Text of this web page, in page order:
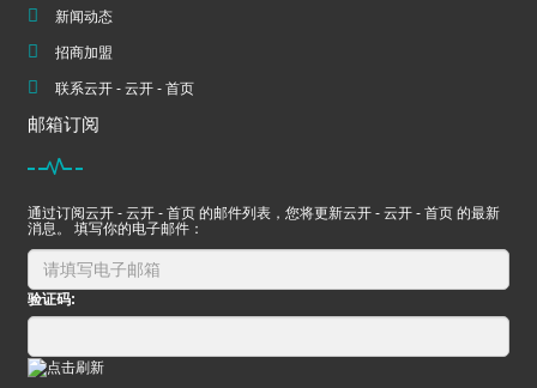
新闻动态
招商加盟
联系云开 - 云开 - 首页
邮箱订阅
通过订阅云开 - 云开 - 首页 的邮件列表，您将更新云开 - 云开 - 首页 的最新
消息。 填写你的电子邮件：
验证码: